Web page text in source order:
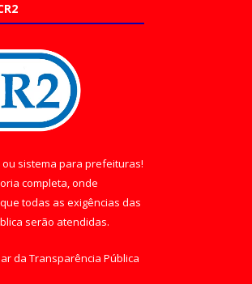
ou sistema para prefeituras!
completa, onde
todas as exigências das
serão atendidas.
da Transparência Pública